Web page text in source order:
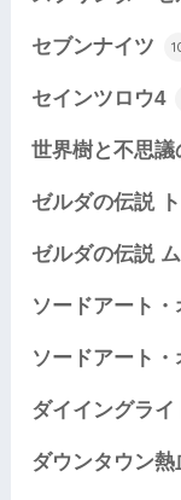
セブンナイツ
セインツロウ4
世界樹と不思
ゼルダの伝説
ゼルダの伝説
ソードアート
ソードアート
ダイイングライ
ダウンタウン熱